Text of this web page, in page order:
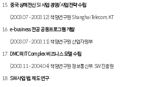
중국 상해전신 SI 사업 경영/사업전략 수립
(2003.07 - 2003.12) 책임연구원 Shanghai Telecom, KT
e-business 전공 공동프로그램 개발
(2003.07 - 2003.11) 책임연구원 산업자원부
DMC의 IT Complex 비즈니스 모델 수립
(2003.11 - 2004.04) 책임연구원 정보통신부, SW진흥원
SW사업 법, 제도 연구